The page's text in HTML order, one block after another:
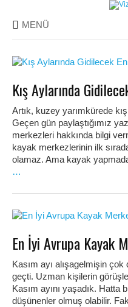
MENÜ
Kış Aylarında
Artık, kuzey yarımkürede
Geçen gün paylaştığımız
merkezleri hakkında bilgi
kayak merkezlerinin ilk
olamaz. Ama kayak
…
En İyi Avrupa Kayak
Kasım ayı alışagelmişin çok
geçti. Uzman kişilerin
Kasım ayını yaşadık. Hatta
düşünenler olmuş olabilir.